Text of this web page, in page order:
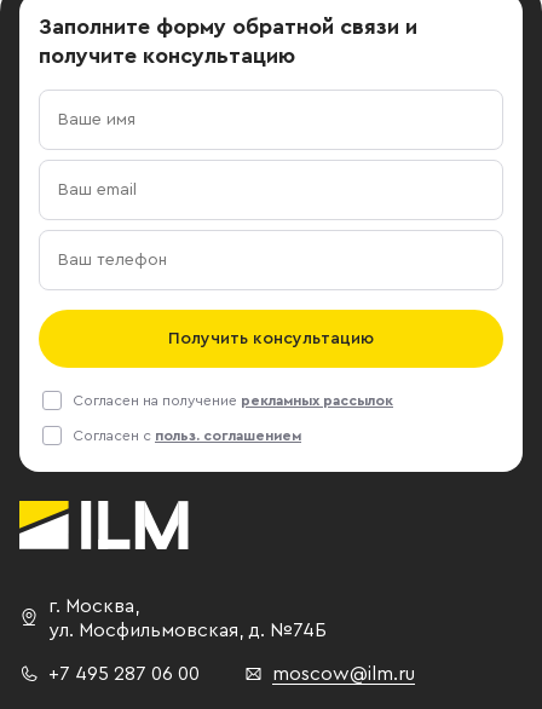
Заполните форму обратной связи и
получите консультацию
Получить консультацию
Согласен на получение рекламных рассылок
Согласен с польз. соглашением
г. Москва,
ул. Мосфильмовская, д. №74Б
+7 495 287 06 00 moscow@ilm.ru